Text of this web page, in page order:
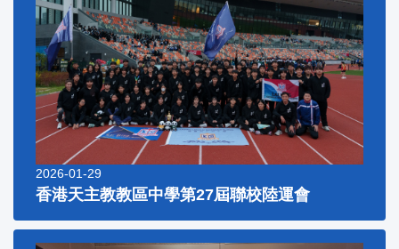
2026-01-29
香港天主教教區中學第27屆聯校陸運會